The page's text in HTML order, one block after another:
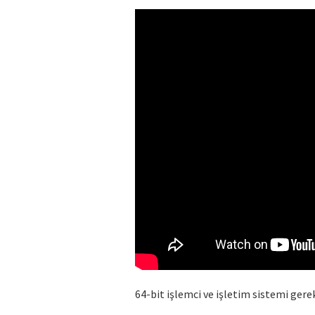
64-bit işlemci ve işletim sistemi